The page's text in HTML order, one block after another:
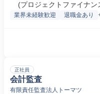
(プロジェクトファイナン
業界未経験歓迎 退職金あり
正社員
会計監査
有限責任監査法人トーマツ